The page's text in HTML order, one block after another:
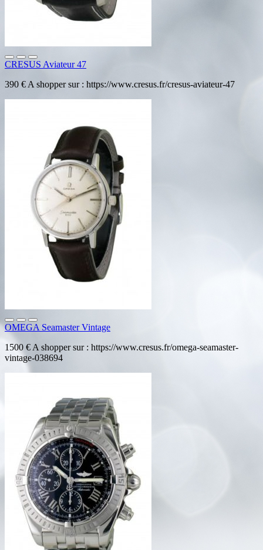
CRESUS Aviateur 47
390 € A shopper sur : https://www.cresus.fr/cresus-aviateur-47
OMEGA Seamaster Vintage
1500 € A shopper sur : https://www.cresus.fr/omega-seamaster-
vintage-038694